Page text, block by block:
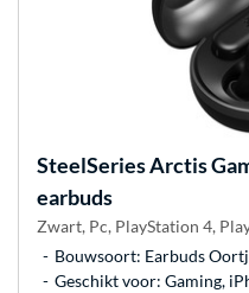
SteelSeriesArctis
earbuds
Zwart, Pc, PlayStation 4,
Bouwsoort: Earbuds
Geschikt voor: Gaming,